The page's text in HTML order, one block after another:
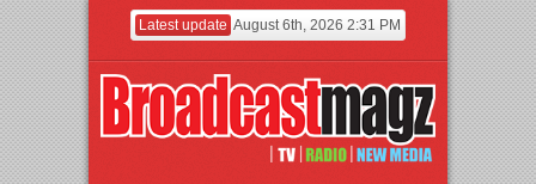
Latest update August 6th, 2026 2:31 PM